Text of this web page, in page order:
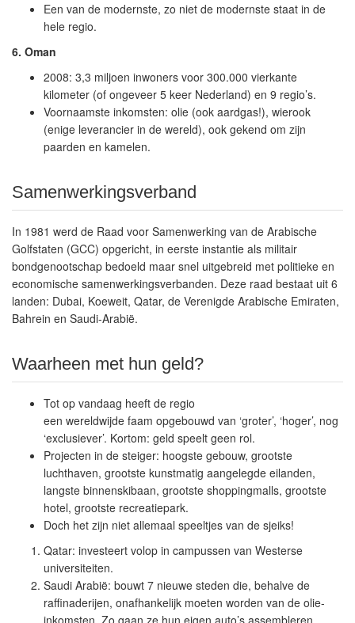
Een van de modernste, zo niet de modernste staat in de
hele regio.
6. Oman
2008: 3,3 miljoen inwoners voor 300.000 vierkante
kilometer (of ongeveer 5 keer Nederland) en 9 regio’s.
Voornaamste inkomsten: olie (ook aardgas!), wierook
(enige leverancier in de wereld), ook gekend om zijn
paarden en kamelen.
Samenwerkingsverband
In 1981 werd de Raad voor Samenwerking van de Arabische
Golfstaten (GCC) opgericht, in eerste instantie als militair
bondgenootschap bedoeld maar snel uitgebreid met politieke en
economische samenwerkingsverbanden. Deze raad bestaat uit 6
landen: Dubai, Koeweit, Qatar, de Verenigde Arabische Emiraten,
Bahrein en Saudi-Arabië.
Waarheen met hun geld?
Tot op vandaag heeft de regio
een wereldwijde faam opgebouwd van ‘groter’, ‘hoger’, nog
‘exclusiever’. Kortom: geld speelt geen rol.
Projecten in de steiger: hoogste gebouw, grootste
luchthaven, grootste kunstmatig aangelegde eilanden,
langste binnenskibaan, grootste shoppingmalls, grootste
hotel, grootste recreatiepark.
Doch het zijn niet allemaal speeltjes van de sjeiks!
Qatar: investeert volop in campussen van Westerse
universiteiten.
Saudi Arabië: bouwt 7 nieuwe steden die, behalve de
raffinaderijen, onafhankelijk moeten worden van de olie-
inkomsten. Zo gaan ze hun eigen auto’s assembleren